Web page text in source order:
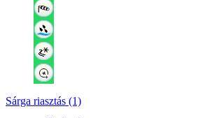
Sárga riasztás (1)